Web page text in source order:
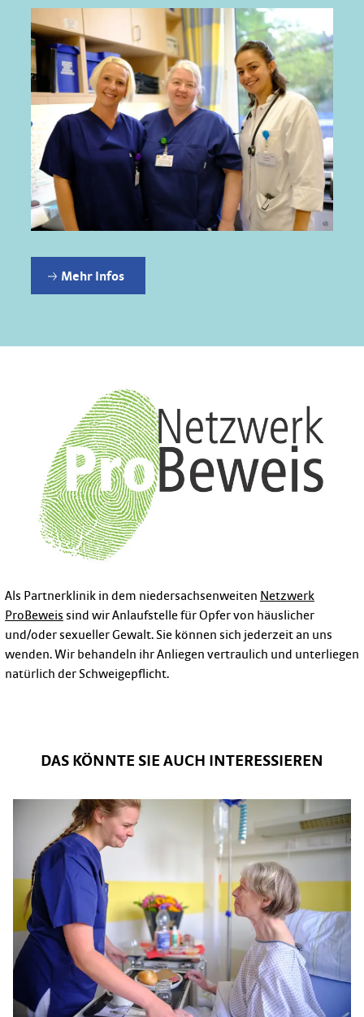
Mehr Infos
Als Partnerklinik in dem niedersachsenweiten Netzwerk
ProBeweis sind wir Anlaufstelle für Opfer von häuslicher
und/oder sexueller Gewalt. Sie können sich jederzeit an uns
wenden. Wir behandeln ihr Anliegen vertraulich und unterliegen
natürlich der Schweigepflicht.
DAS KÖNNTE SIE AUCH INTERESSIEREN